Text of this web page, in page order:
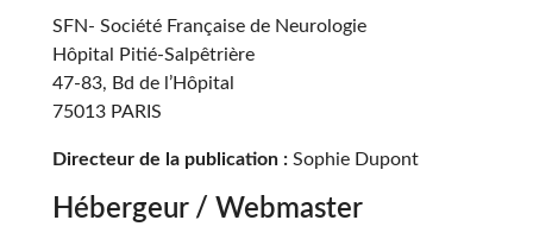
SFN- Société Française de Neurologie
Hôpital Pitié-Salpêtrière
47-83, Bd de l’Hôpital
75013 PARIS
Directeur de la publication : Sophie Dupont
Hébergeur / Webmaster